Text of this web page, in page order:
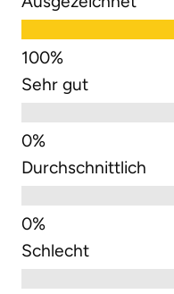
Sehr gut
Durchschnittlich
Schlecht